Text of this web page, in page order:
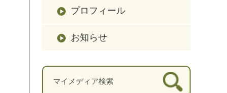
プロフィール
お知らせ